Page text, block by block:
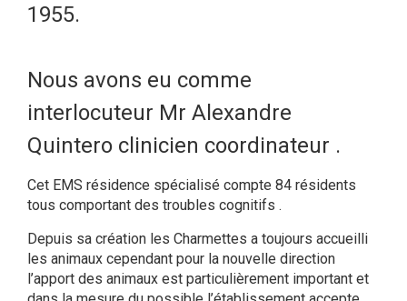
1955.
Nous avons eu comme
interlocuteur Mr Alexandre
Quintero clinicien coordinateur .
Cet EMS résidence spécialisé compte 84 résidents
tous comportant des troubles cognitifs .
Depuis sa création les Charmettes a toujours accueilli
les animaux cependant pour la nouvelle direction
l’apport des animaux est particulièrement important et